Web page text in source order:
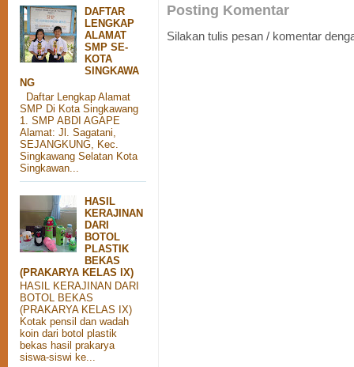
DAFTAR
LENGKAP
ALAMAT
SMP SE-
KOTA
SINGKAWA
NG
Daftar Lengkap Alamat
SMP Di Kota Singkawang
1. SMP ABDI AGAPE
Alamat: Jl. Sagatani,
SEJANGKUNG, Kec.
Singkawang Selatan Kota
Singkawan...
HASIL
KERAJINAN
DARI
BOTOL
PLASTIK
BEKAS
(PRAKARYA KELAS IX)
HASIL KERAJINAN DARI
BOTOL BEKAS
(PRAKARYA KELAS IX)
Kotak pensil dan wadah
koin dari botol plastik
bekas hasil prakarya
siswa-siswi ke...
Posting Komentar
Silakan tulis pesan / komentar